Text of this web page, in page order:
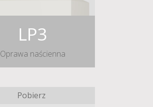
LP3
Oprawa naścienna
Pobierz